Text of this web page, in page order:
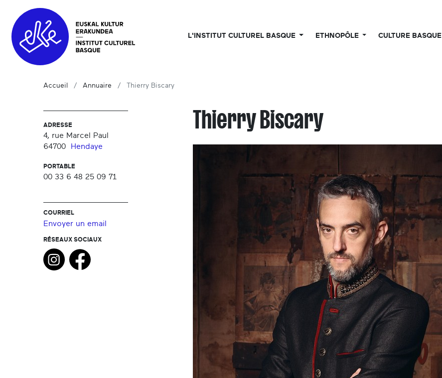
L'INSTITUT CULTUREL BASQUE ETHNOPÔLE CULTURE BASQUE
Accueil Annuaire Thierry Biscary
ADRESSE
4, rue Marcel Paul
64700
Hendaye
PORTABLE
00 33 6 48 25 09 71
COURRIEL
Envoyer un email
RÉSEAUX SOCIAUX
Thierry Biscary